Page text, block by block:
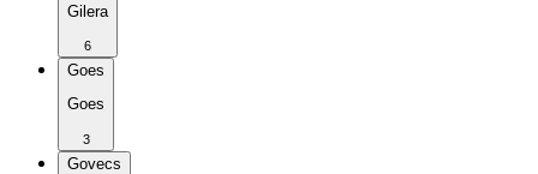
Gilera
6
Goes
Goes
3
Govecs